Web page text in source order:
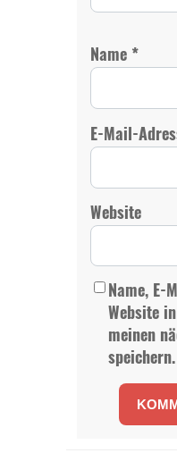
Name *
E-Mail-
Website
Name, E-
Website
meinen
speichern.